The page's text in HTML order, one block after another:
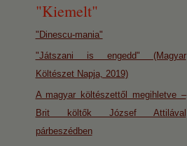
"Kiemelt"
"Dinescu-mania"
"Játszani is engedd" (Magyar
Költészet Napja, 2019)
A magyar költészettől megihletve –
Brit költők József Attilával
párbeszédben